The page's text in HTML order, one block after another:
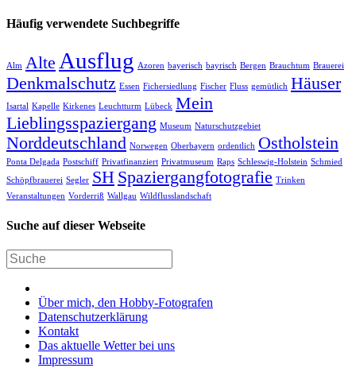
Häufig verwendete Suchbegriffe
Alm Alte Ausflug Azoren bayerisch bayrisch Bergen Brauchtum Brauerei
Denkmalschutz Essen Fichersiedlung Fischer Fluss gemütlich Häuser
Isartal Kapelle Kirkenes Leuchtturm Lübeck Mein
Lieblingsspaziergang Museum Naturschutzgebiet
Norddeutschland Norwegen Oberbayern ordentlich Ostholstein
Ponta Delgada Postschiff Privatfinanziert Privatmuseum Raps Schleswig-Holstein Schmied
Schöpfbrauerei Segler SH Spaziergangfotografie Trinken
Veranstaltungen Vorderriß Wallgau Wildflusslandschaft
Suche auf dieser Webseite
Über mich, den Hobby-Fotografen
Datenschutzerklärung
Kontakt
Das aktuelle Wetter bei uns
Impressum